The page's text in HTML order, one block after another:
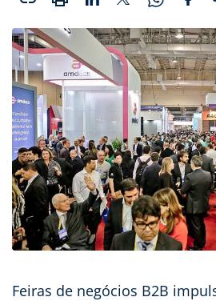
Feiras de negócios B2B